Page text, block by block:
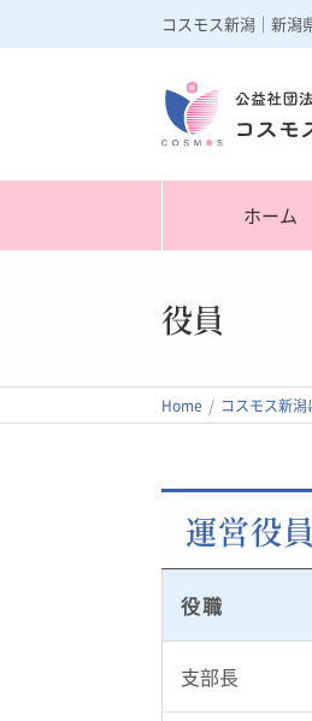
コスモス新潟｜新潟
ホーム
役員
Home / コスモス新潟
運営役
役職
支部長